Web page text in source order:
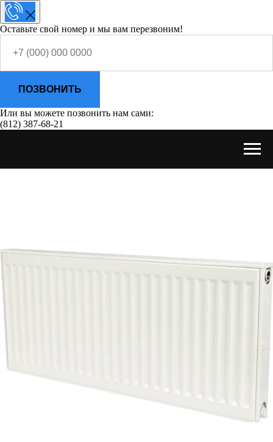
Оставьте свой номер и мы вам перезвоним!
ПОЗВОНИТЬ
Или вы можете позвонить нам сами:
(812) 387-68-21